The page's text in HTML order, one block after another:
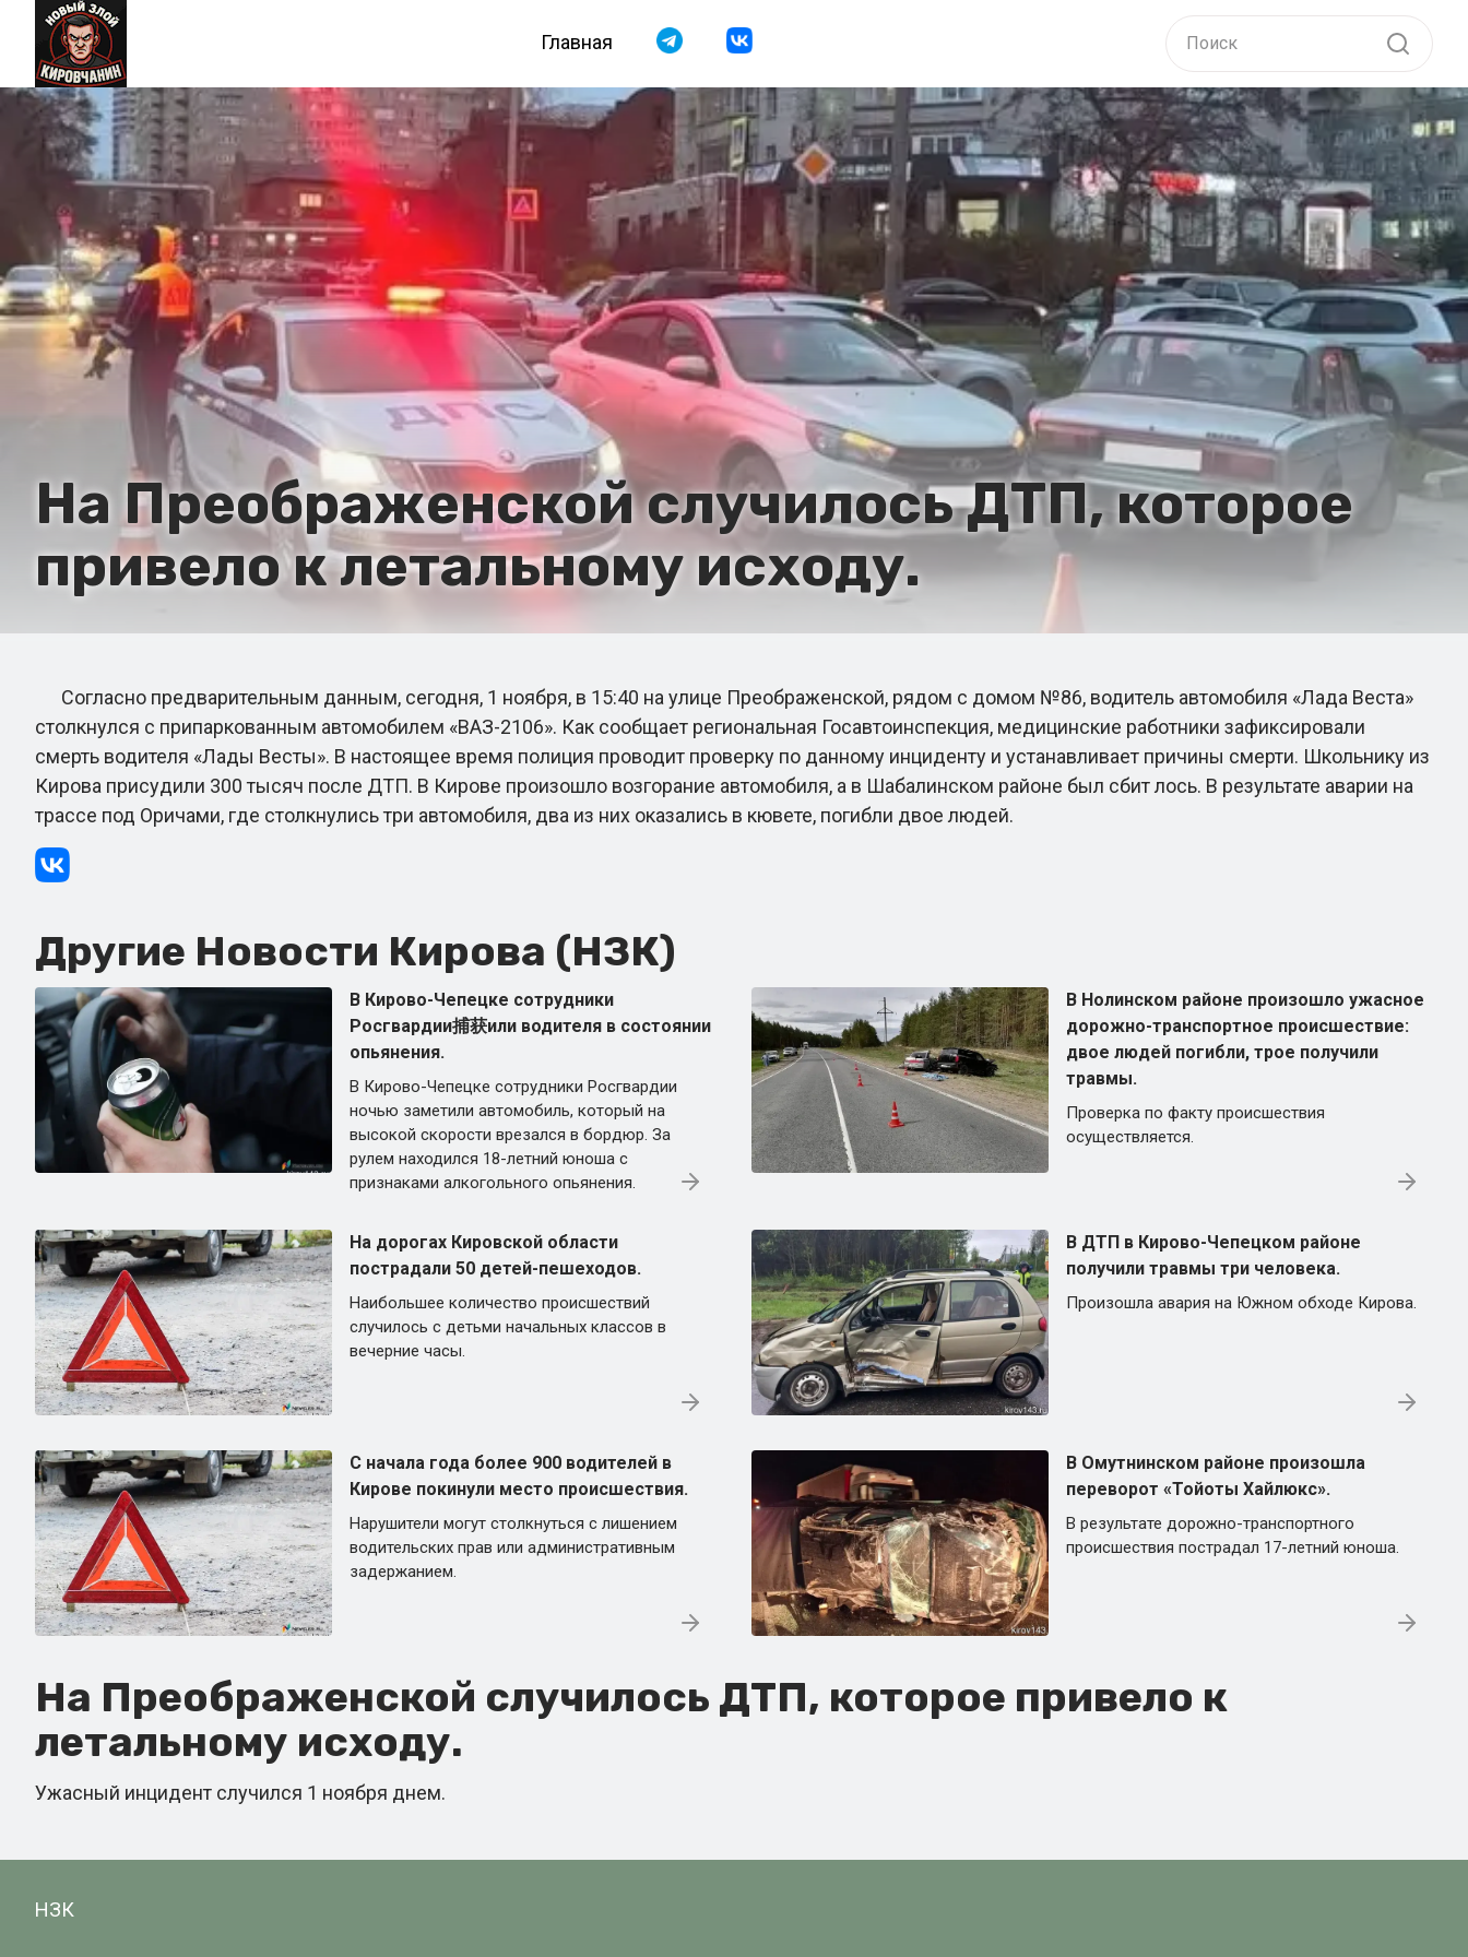
Главная
На Преображенской случилось ДТП, которое
привело к летальному исходу.
Согласно предварительным данным, сегодня, 1 ноября, в 15:40 на улице Преображенской, рядом с домом №86, водитель автомобиля «Лада Веста»
столкнулся с припаркованным автомобилем «ВАЗ-2106». Как сообщает региональная Госавтоинспекция, медицинские работники зафиксировали
смерть водителя «Лады Весты». В настоящее время полиция проводит проверку по данному инциденту и устанавливает причины смерти. Школьнику из
Кирова присудили 300 тысяч после ДТП. В Кирове произошло возгорание автомобиля, а в Шабалинском районе был сбит лось. В результате аварии на
трассе под Оричами, где столкнулись три автомобиля, два из них оказались в кювете, погибли двое людей.
Другие Новости Кирова (НЗК)
В Кирово-Чепецке сотрудники
Росгвардии捕获или водителя в состоянии
опьянения.
В Кирово-Чепецке сотрудники Росгвардии
ночью заметили автомобиль, который на
высокой скорости врезался в бордюр. За
рулем находился 18-летний юноша с
признаками алкогольного опьянения.
В Нолинском районе произошло ужасное
дорожно-транспортное происшествие:
двое людей погибли, трое получили
травмы.
Проверка по факту происшествия
осуществляется.
На дорогах Кировской области
пострадали 50 детей-пешеходов.
Наибольшее количество происшествий
случилось с детьми начальных классов в
вечерние часы.
В ДТП в Кирово-Чепецком районе
получили травмы три человека.
Произошла авария на Южном обходе Кирова.
С начала года более 900 водителей в
Кирове покинули место происшествия.
Нарушители могут столкнуться с лишением
водительских прав или административным
задержанием.
В Омутнинском районе произошла
переворот «Тойоты Хайлюкс».
В результате дорожно-транспортного
происшествия пострадал 17-летний юноша.
На Преображенской случилось ДТП, которое привело к
летальному исходу.
Ужасный инцидент случился 1 ноября днем.
НЗК